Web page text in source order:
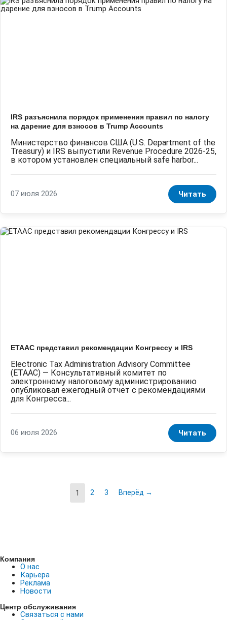
IRS разъяснила порядок применения правил по налогу
на дарение для взносов в Trump Accounts
Министерство финансов США (U.S. Department of the
Treasury) и IRS выпустили Revenue Procedure 2026-25,
в котором установлен специальный safe harbor...
07 июля 2026 Читать
ETAAC представил рекомендации Конгрессу и IRS
Electronic Tax Administration Advisory Committee
(ETAAC) — Консультативный комитет по
электронному налоговому администрированию
опубликовал ежегодный отчет с рекомендациями
для Конгресса...
06 июля 2026 Читать
1 2 3 Вперёд →
Компания
О нас
Карьера
Реклама
Новости
Центр обслуживания
Связаться с нами